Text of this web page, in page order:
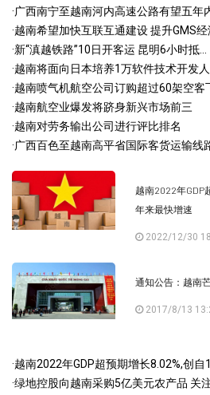
·广西南宁至越南河内高速公路有望五年内
·越南希望加快互联互通建设 提升GMS经
·新“滇越铁路”10日开客运 昆明6小时抵...
·越南将面向日本培养1万软件技术开发人...
·越南喷气机航空公司订购超过60架空客
·越南航空业爆发将跻身新兴市场前三
·越南对劳务输出公司进行评比排名
·广西百色至越南高平省国际客货运输线路
越南2022年GDP
年来最快增速
2022/12/30
通知公告：越南
2017/8/13
·越南2022年GDP超预期增长8.02%,创自
·绿地控股向越南采购5亿美元农产品 关注